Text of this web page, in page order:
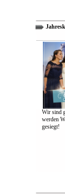
Wir sind
werden
gesiegt!